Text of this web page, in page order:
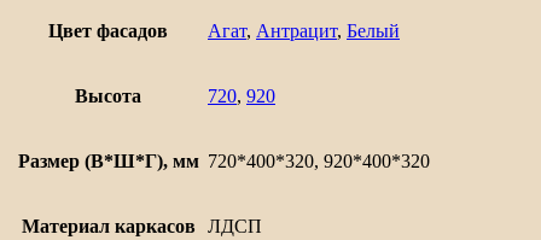
Цвет фасадов Агат, Антрацит, Белый
Высота 720, 920
Размер (В*Ш*Г), мм 720*400*320, 920*400*320
Материал каркасов ЛДСП